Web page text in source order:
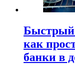
Быстрый
как
банки в